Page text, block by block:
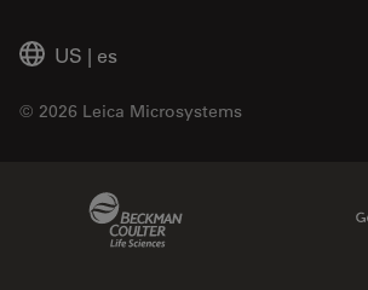
US | es
© 2026 Leica Microsystems